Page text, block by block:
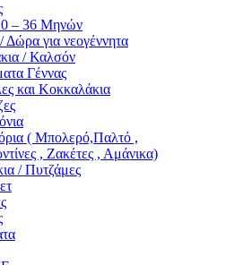
– 36 Μηνών
Δώρα για νεογέννητα
/ Καλσόν
Γέννας
και Κοκκαλάκια
( Μπολερό,Παλτό ,
, Ζακέτες , Αμάνικα)
/ Πυτζάμες